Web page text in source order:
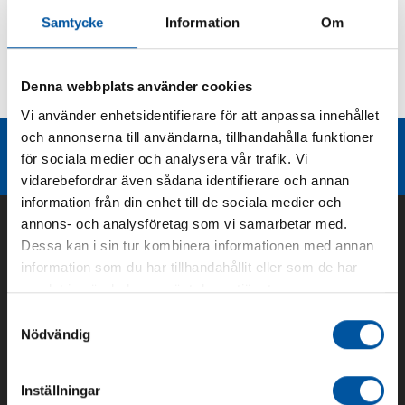
Samtycke Information Om
Denna webbplats använder cookies
Vi använder enhetsidentifierare för att anpassa innehållet
och annonserna till användarna, tillhandahålla funktioner
för sociala medier och analysera vår trafik. Vi
vidarebefordrar även sådana identifierare och annan
information från din enhet till de sociala medier och
annons- och analysföretag som vi samarbetar med.
Dessa kan i sin tur kombinera informationen med annan
information som du har tillhandahållit eller som de har
samlat in när du har använt deras tjänster.
Nödvändig
Inställningar
Kurvor
Liknande produktgrupper
Om oss